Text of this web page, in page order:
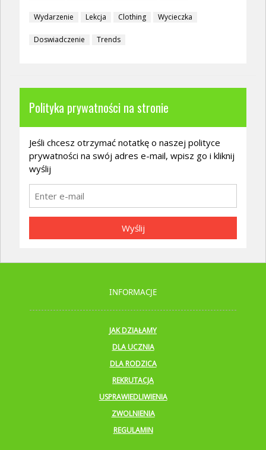
Wydarzenie Lekcja Clothing Wycieczka
Doswiadczenie Trends
Polityka prywatności na stronie
Jeśli chcesz otrzymać notatkę o naszej polityce
prywatności na swój adres e-mail, wpisz go i kliknij
wyślij
Wyślij
INFORMACJE
JAK DZIAŁAMY
DLA UCZNIA
DLA RODZICA
REKRUTACJA
USPRAWIEDLIWIENIA
ZWOLNIENIA
REGULAMIN